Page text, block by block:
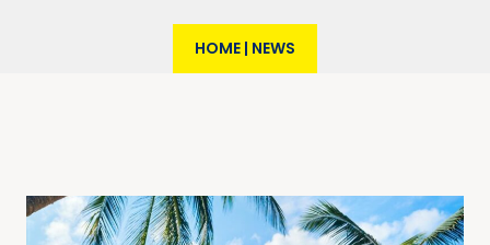
HOME | NEWS